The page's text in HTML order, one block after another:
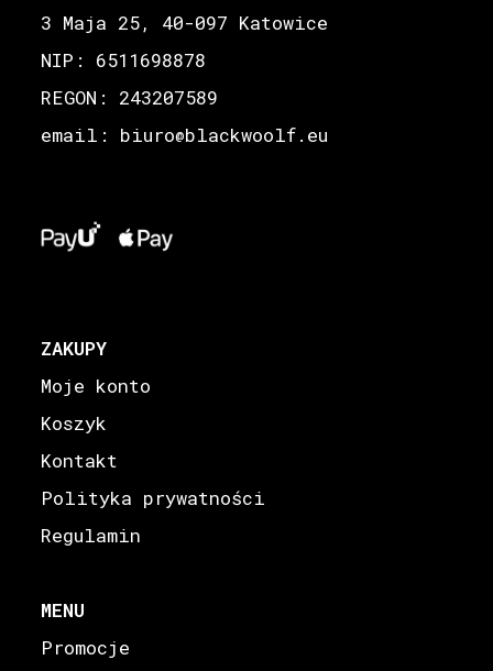
3 Maja 25, 40-097 Katowice
NIP: 6511698878
REGON: 243207589
email: biuro@blackwoolf.eu
ZAKUPY
Moje konto
Koszyk
Kontakt
Polityka prywatności
Regulamin
MENU
Promocje